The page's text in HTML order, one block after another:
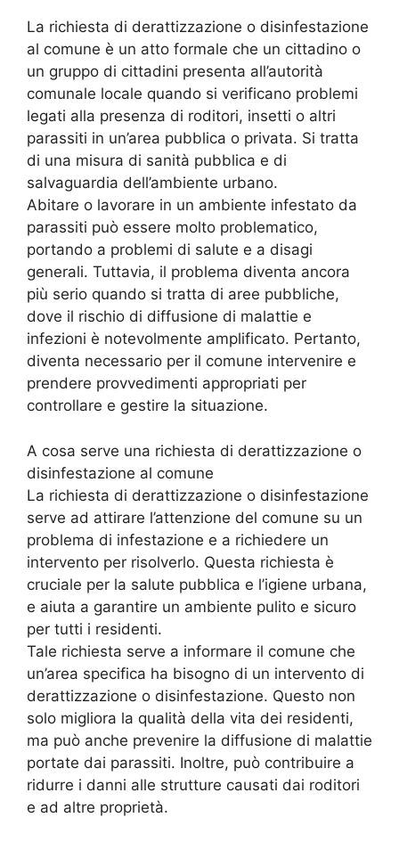
La richiesta di derattizzazione o disinfestazione
al comune è un atto formale che un cittadino o
un gruppo di cittadini presenta all’autorità
comunale locale quando si verificano problemi
legati alla presenza di roditori, insetti o altri
parassiti in un’area pubblica o privata. Si tratta
di una misura di sanità pubblica e di
salvaguardia dell’ambiente urbano.
Abitare o lavorare in un ambiente infestato da
parassiti può essere molto problematico,
portando a problemi di salute e a disagi
generali. Tuttavia, il problema diventa ancora
più serio quando si tratta di aree pubbliche,
dove il rischio di diffusione di malattie e
infezioni è notevolmente amplificato. Pertanto,
diventa necessario per il comune intervenire e
prendere provvedimenti appropriati per
controllare e gestire la situazione.
A cosa serve una richiesta di derattizzazione o
disinfestazione al comune
La richiesta di derattizzazione o disinfestazione
serve ad attirare l’attenzione del comune su un
problema di infestazione e a richiedere un
intervento per risolverlo. Questa richiesta è
cruciale per la salute pubblica e l’igiene urbana,
e aiuta a garantire un ambiente pulito e sicuro
per tutti i residenti.
Tale richiesta serve a informare il comune che
un’area specifica ha bisogno di un intervento di
derattizzazione o disinfestazione. Questo non
solo migliora la qualità della vita dei residenti,
ma può anche prevenire la diffusione di malattie
portate dai parassiti. Inoltre, può contribuire a
ridurre i danni alle strutture causati dai roditori
e ad altre proprietà.